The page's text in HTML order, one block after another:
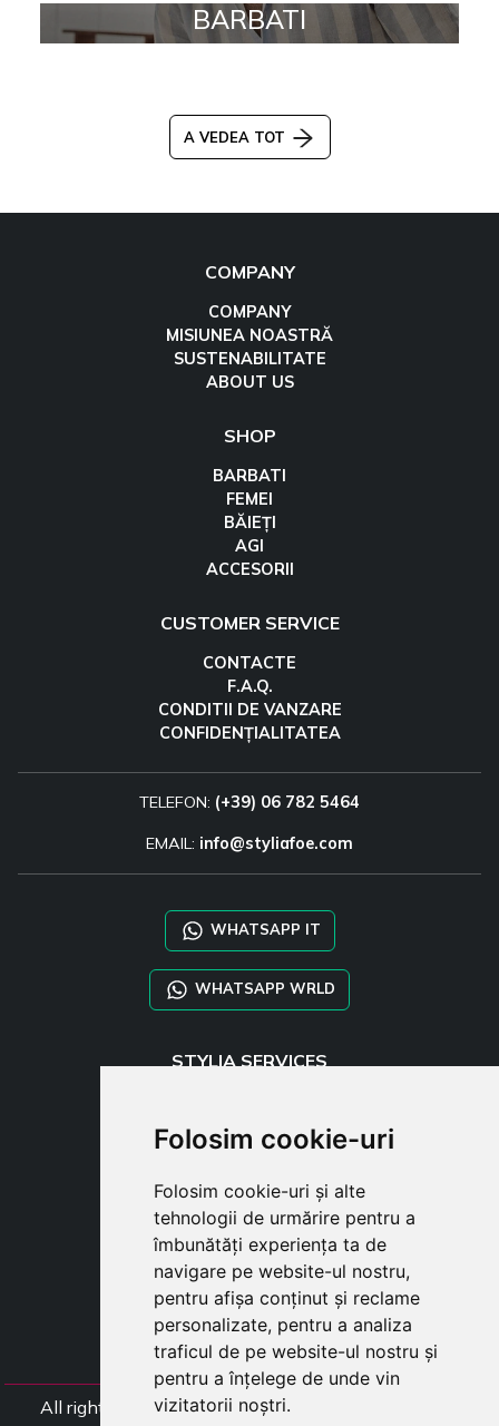
Folosim cookie-uri
Folosim cookie-uri și alte
tehnologii de urmărire pentru a
îmbunătăți experiența ta de
navigare pe website-ul nostru,
pentru afișa conținut și reclame
personalizate, pentru a analiza
traficul de pe website-ul nostru și
pentru a înțelege de unde vin
vizitatorii noștri.
BARBATI
A VEDEA TOT
COMPANY
COMPANY
MISIUNEA NOASTRĂ
SUSTENABILITATE
ABOUT US
SHOP
BARBATI
FEMEI
BĂIEȚI
AGI
ACCESORII
CUSTOMER SERVICE
CONTACTE
F.A.Q.
CONDITII DE VANZARE
CONFIDENȚIALITATEA
TELEFON: (+39) 06 782 5464
EMAIL: info@styliafoe.com
WHATSAPP IT
WHATSAPP WRLD
STYLIA SERVICES
TAYLOR MADE ORDERS
DROPSHIPPING
USER
SUBSCRIBE
AUTENTIFICARE
CART
All rights Styliafoe s.r.l. © 2025 - Numar TVA (Codul